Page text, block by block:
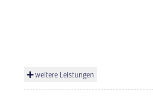
weitere Leistungen